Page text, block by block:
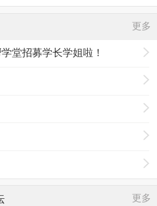
更多
堂招募学长学姐啦！
更多